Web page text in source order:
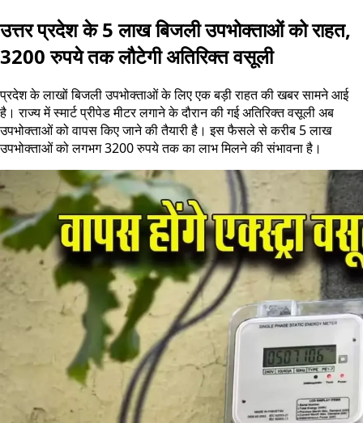
उत्तर प्रदेश के 5 लाख बिजली उपभोक्ताओं को राहत,
3200 रुपये तक लौटेगी अतिरिक्त वसूली
प्रदेश के लाखों बिजली उपभोक्ताओं के लिए एक बड़ी राहत की खबर सामने आई
है। राज्य में स्मार्ट प्रीपेड मीटर लगाने के दौरान की गई अतिरिक्त वसूली अब
उपभोक्ताओं को वापस किए जाने की तैयारी है। इस फैसले से करीब 5 लाख
उपभोक्ताओं को लगभग 3200 रुपये तक का लाभ मिलने की संभावना है।